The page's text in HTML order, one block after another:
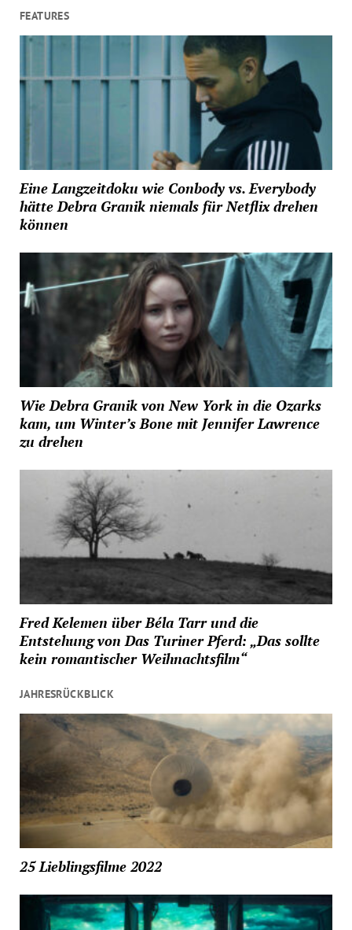
FEATURES
Eine Langzeitdoku wie Conbody vs. Everybody
hätte Debra Granik niemals für Netflix drehen
können
Wie Debra Granik von New York in die Ozarks
kam, um Winter’s Bone mit Jennifer Lawrence
zu drehen
Fred Kelemen über Béla Tarr und die
Entstehung von Das Turiner Pferd: „Das sollte
kein romantischer Weihnachtsfilm“
JAHRESRÜCKBLICK
25 Lieblingsfilme 2022